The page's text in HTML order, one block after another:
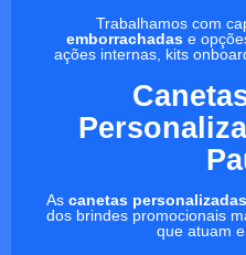
Trabalhamos com
emborrachadase
ações internas, kits
As canetas
dos brindes promocionais
que atuam